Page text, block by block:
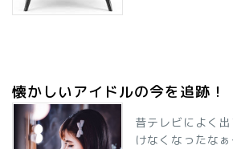
懐かしいアイドルの今を追跡！
昔テレビによく
けなくなったな